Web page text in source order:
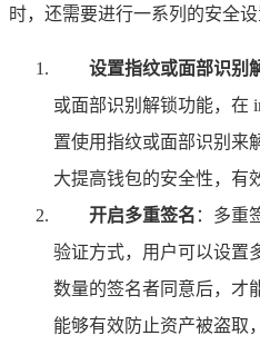
时，还需要进行一系列的安全设
设置指纹或面部识别
或面部识别解锁功能，在
置使用指纹或面部识别来
大提高钱包的安全性，有
开启多重签名 ：多重
验证方式，用户可以设置
数量的签名者同意后，才
能够有效防止资产被盗取